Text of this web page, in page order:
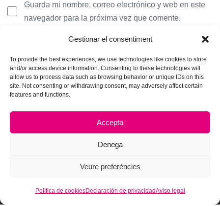
Gestionar el consentiment
To provide the best experiences, we use technologies like cookies to store
and/or access device information. Consenting to these technologies will
allow us to process data such as browsing behavior or unique IDs on this
site. Not consenting or withdrawing consent, may adversely affect certain
features and functions.
Accepta
Denega
Veure preferències
Política de cookiesDeclaración de privacidadAviso legal
Guarda mi nombre, correo electrónico y web en este
navegador para la próxima vez que comente.
© 2026 Hub Theme. All rights reserved.